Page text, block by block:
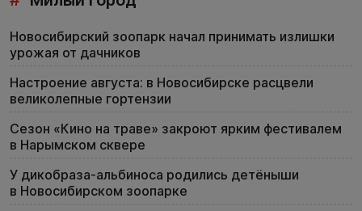
Новосибирский зоопарк начал принимать излишки
урожая от дачников
Настроение августа: в Новосибирске расцвели
великолепные гортензии
Сезон «Кино на траве» закроют ярким фестивалем
в Нарымском сквере
У дикобраза-альбиноса родились детёныши
в Новосибирском зоопарке